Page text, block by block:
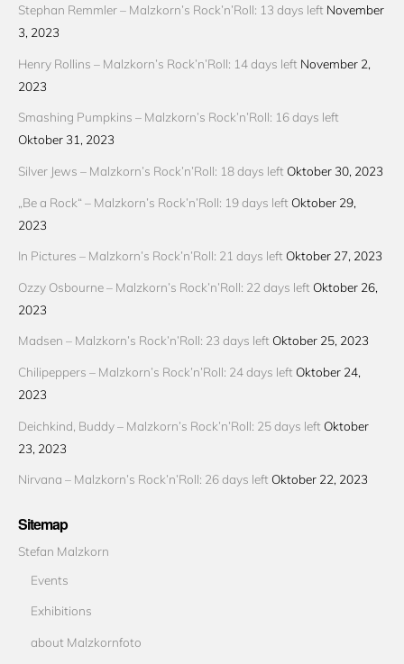
Stephan Remmler – Malzkorn’s Rock’n’Roll: 13 days left November
3, 2023
Henry Rollins – Malzkorn’s Rock’n’Roll: 14 days left November 2,
2023
Smashing Pumpkins – Malzkorn’s Rock’n’Roll: 16 days left
Oktober 31, 2023
Silver Jews – Malzkorn’s Rock’n’Roll: 18 days left Oktober 30, 2023
„Be a Rock“ – Malzkorn’s Rock’n’Roll: 19 days left Oktober 29,
2023
In Pictures – Malzkorn’s Rock’n’Roll: 21 days left Oktober 27, 2023
Ozzy Osbourne – Malzkorn’s Rock’n’Roll: 22 days left Oktober 26,
2023
Madsen – Malzkorn’s Rock’n’Roll: 23 days left Oktober 25, 2023
Chilipeppers – Malzkorn’s Rock’n’Roll: 24 days left Oktober 24,
2023
Deichkind, Buddy – Malzkorn’s Rock’n’Roll: 25 days left Oktober
23, 2023
Nirvana – Malzkorn’s Rock’n’Roll: 26 days left Oktober 22, 2023
Sitemap
Stefan Malzkorn
Events
Exhibitions
about Malzkornfoto